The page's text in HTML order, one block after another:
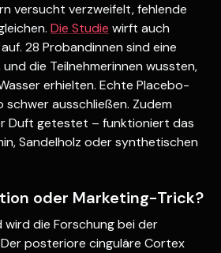
versucht verzweifelt, fehlende
Die Studie wirft auch
28 Probandinnen sind eine
die Teilnehmerinnen wussten,
erhielten. Echte Placebo-
schwer ausschließen. Zudem
Duft getestet – funktioniert das
Sandelholz oder synthetischen
oder Marketing-Trick?
wird die Forschung bei der
posteriore cinguläre Cortex